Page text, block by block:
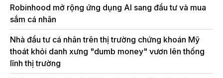
Robinhood mở rộng ứng dụng AI sang đầu tư và mua
sắm cá nhân
Nhà đầu tư cá nhân trên thị trường chứng khoán Mỹ
thoát khỏi danh xưng "dumb money" vươn lên thống
lĩnh thị trường